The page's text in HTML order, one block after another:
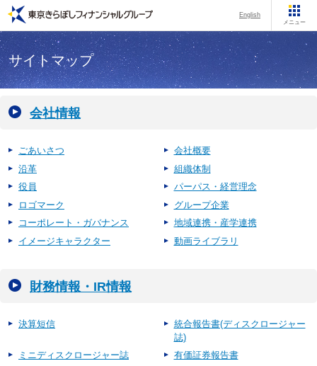
English
メニュー
サイトマップ
会社情報
ごあいさつ
会社概要
沿革
組織体制
役員
パーパス・経営理念
ロゴマーク
グループ企業
コーポレート・ガバナンス
地域連携・産学連携
イメージキャラクター
動画ライブラリ
財務情報・IR情報
決算短信
統合報告書(ディスクロージャー
誌)
ミニディスクロージャー誌
有価証券報告書